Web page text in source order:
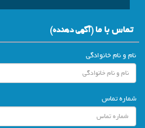
تماس با ما(آگهي دهنده)
نام و نام خانوادگی
شماره تماس